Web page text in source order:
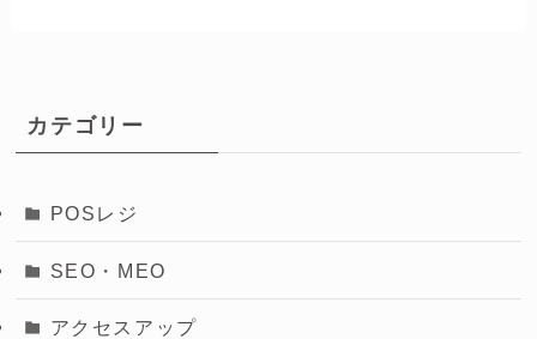
カテゴリー
POSレジ
SEO・MEO
アクセスアップ